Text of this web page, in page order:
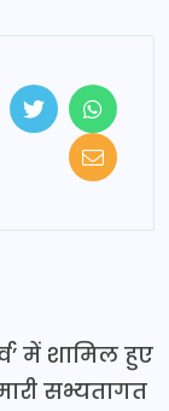
में शामिल हुए
सभ्यतागत